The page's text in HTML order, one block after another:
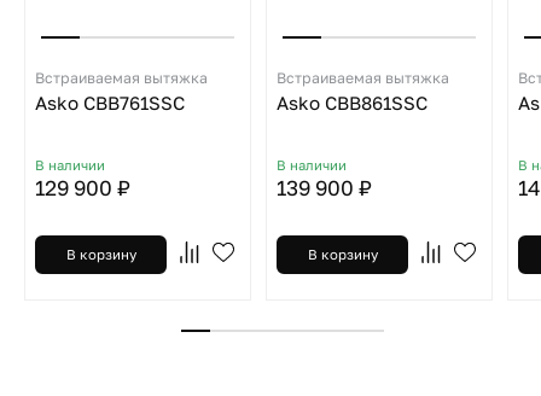
Встраиваемая вытяжка
Asko CBB761SSC
В наличии
129 900 ₽
В корзину
Встраиваемая вытяжка
Asko CBB861SSC
В наличии
139 900 ₽
В корзину
В